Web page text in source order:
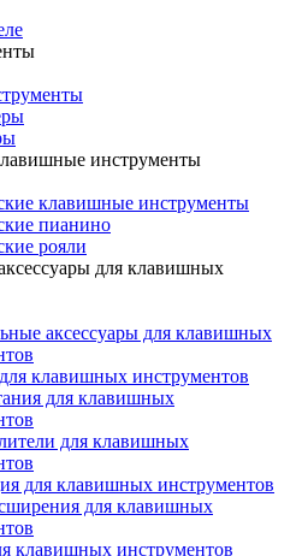
инструменты
клавишные инструменты
пианино
рояли
для клавишных
аксессуары для клавишных
клавишных инструментов
для клавишных
для клавишных
для клавишных инструментов
для клавишных
клавишных инструментов